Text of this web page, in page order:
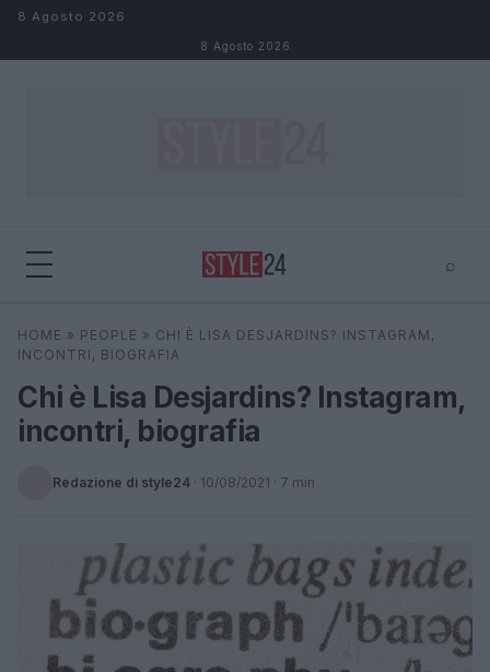
Salta al contenuto
8 Agosto 2026
8 Agosto 2026
⌕
Cerca ⌕
HOME » PEOPLE » CHI È LISA DESJARDINS? INSTAGRAM,
INCONTRI, BIOGRAFIA
Chi è Lisa Desjardins? Instagram,
incontri, biografia
Redazione di style24 · 10/08/2021 · 7 min